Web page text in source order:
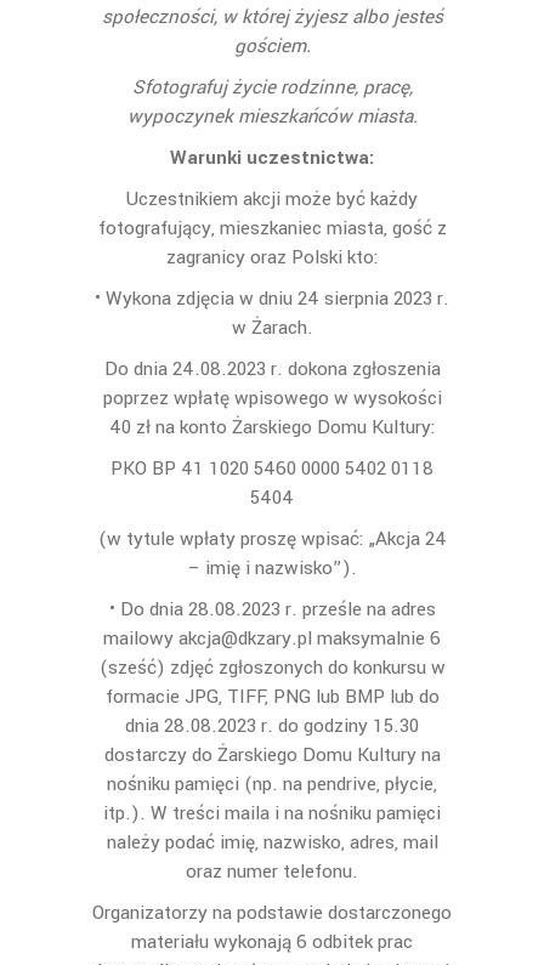
społeczności, w której żyjesz albo jesteś
gościem.
Sfotografuj życie rodzinne, pracę,
wypoczynek mieszkańców miasta.
Warunki uczestnictwa:
Uczestnikiem akcji może być każdy
fotografujący, mieszkaniec miasta, gość z
zagranicy oraz Polski kto:
• Wykona zdjęcia w dniu 24 sierpnia 2023 r.
w Żarach.
Do dnia 24.08.2023 r. dokona zgłoszenia
poprzez wpłatę wpisowego w wysokości
40 zł na konto Żarskiego Domu Kultury:
PKO BP 41 1020 5460 0000 5402 0118
5404
(w tytule wpłaty proszę wpisać: „Akcja 24
– imię i nazwisko”).
• Do dnia 28.08.2023 r. prześle na adres
mailowy akcja@dkzary.pl maksymalnie 6
(sześć) zdjęć zgłoszonych do konkursu w
formacie JPG, TIFF, PNG lub BMP lub do
dnia 28.08.2023 r. do godziny 15.30
dostarczy do Żarskiego Domu Kultury na
nośniku pamięci (np. na pendrive, płycie,
itp.). W treści maila i na nośniku pamięci
należy podać imię, nazwisko, adres, mail
oraz numer telefonu.
Organizatorzy na podstawie dostarczonego
materiału wykonają 6 odbitek prac